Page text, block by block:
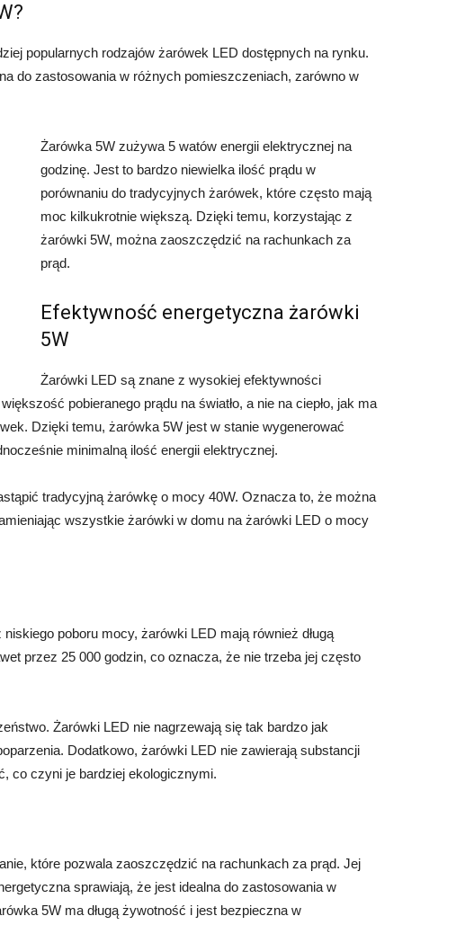
popularnych rodzajów żarówek LED dostępnych na rynku.
do zastosowania w różnych pomieszczeniach, zarówno w
Żarówka 5W zużywa 5 watów energii elektrycznej na
godzinę. Jest to bardzo niewielka ilość prądu w
porównaniu do tradycyjnych żarówek, które często mają
moc kilkukrotnie większą. Dzięki temu, korzystając z
żarówki 5W, można zaoszczędzić na rachunkach za
prąd.
Efektywność energetyczna żarówki
5W
Żarówki LED są znane z wysokiej efektywności
pobieranego prądu na światło, a nie na ciepło, jak ma
Dzięki temu, żarówka 5W jest w stanie wygenerować
minimalną ilość energii elektrycznej.
tradycyjną żarówkę o mocy 40W. Oznacza to, że można
wszystkie żarówki w domu na żarówki LED o mocy
poboru mocy, żarówki LED mają również długą
przez 25 000 godzin, co oznacza, że nie trzeba jej często
Żarówki LED nie nagrzewają się tak bardzo jak
Dodatkowo, żarówki LED nie zawierają substancji
co czyni je bardziej ekologicznymi.
które pozwala zaoszczędzić na rachunkach za prąd. Jej
sprawiają, że jest idealna do zastosowania w
5W ma długą żywotność i jest bezpieczna w